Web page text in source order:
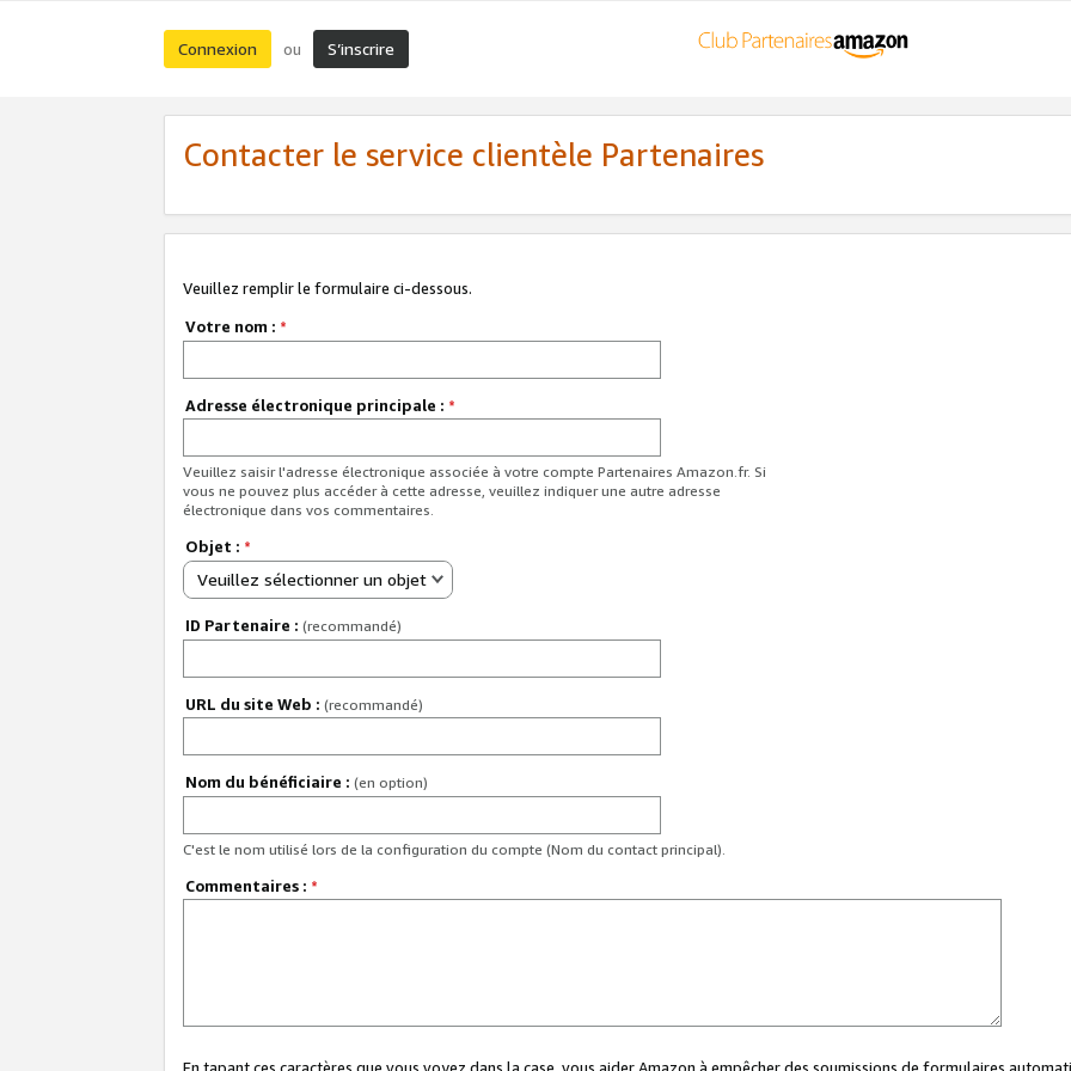
Connexion ou S’inscrire
Contacter le service clientèle Partenaires
Veuillez remplir le formulaire ci-dessous.
Votre nom : *
Adresse électronique principale : *
Veuillez saisir l'adresse électronique associée à votre compte Partenaires Amazon.fr. Si
vous ne pouvez plus accéder à cette adresse, veuillez indiquer une autre adresse
électronique dans vos commentaires.
Objet : *
Veuillez sélectionner un objet
ID Partenaire : (recommandé)
URL du site Web : (recommandé)
Nom du bénéficiaire : (en option)
C'est le nom utilisé lors de la configuration du compte (Nom du contact principal).
Commentaires : *